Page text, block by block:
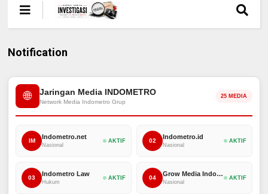
Notification
🌐 Jaringan Media INDOMETRO
Network Media Indometro Grup
25 MEDIA
IM
Indometro.net
Nasional
AKTIF 02
Indometro.id
Nasional
AKTIF
03
Indometro Law
Hukum
AKTIF 04
Grow Media Indonesia
Nasional
AKTIF